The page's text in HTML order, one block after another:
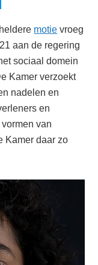
motie vroeg
aan de regering
sociaal domein
Kamer verzoekt
nadelen en
en
van
Kamer daar zo